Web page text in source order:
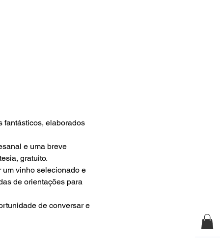
fantásticos, elaborados
e uma breve
gratuito.
um vinho selecionado e
de orientações para
de conversar e